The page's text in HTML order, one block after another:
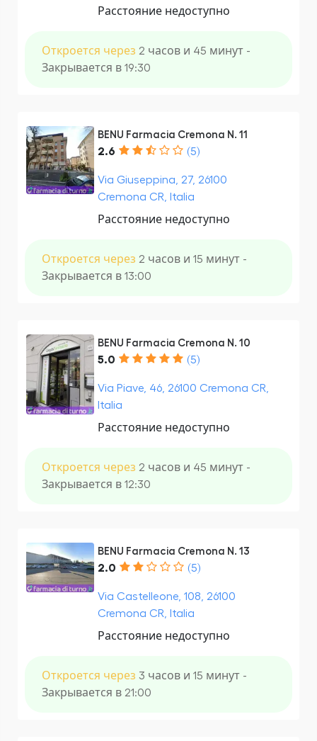
Расстояние недоступно
Откроется через 2 часов и 45 минут -
Закрывается в 19:30
BENU Farmacia Cremona N. 11
2.6 (5)
Via Giuseppina, 27, 26100
Cremona CR, Italia
Расстояние недоступно
Откроется через 2 часов и 15 минут -
Закрывается в 13:00
BENU Farmacia Cremona N. 10
5.0 (5)
Via Piave, 46, 26100 Cremona CR,
Italia
Расстояние недоступно
Откроется через 2 часов и 45 минут -
Закрывается в 12:30
BENU Farmacia Cremona N. 13
2.0 (5)
Via Castelleone, 108, 26100
Cremona CR, Italia
Расстояние недоступно
Откроется через 3 часов и 15 минут -
Закрывается в 21:00